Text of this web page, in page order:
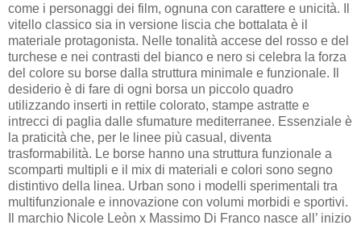
come i personaggi dei film, ognuna con carattere e unicità. Il
vitello classico sia in versione liscia che bottalata è il
materiale protagonista. Nelle tonalità accese del rosso e del
turchese e nei contrasti del bianco e nero si celebra la forza
del colore su borse dalla struttura minimale e funzionale. Il
desiderio è di fare di ogni borsa un piccolo quadro
utilizzando inserti in rettile colorato, stampe astratte e
intrecci di paglia dalle sfumature mediterranee. Essenziale è
la praticità che, per le linee più casual, diventa
trasformabilità. Le borse hanno una struttura funzionale a
scomparti multipli e il mix di materiali e colori sono segno
distintivo della linea. Urban sono i modelli sperimentali tra
multifunzionale e innovazione con volumi morbidi e sportivi.
Il marchio Nicole Leòn x Massimo Di Franco nasce all’ inizio